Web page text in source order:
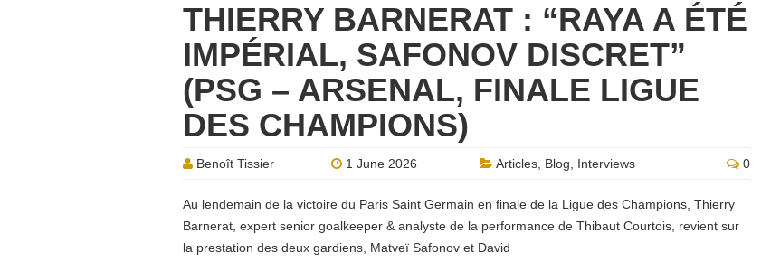
THIERRY BARNERAT : “RAYA A ÉTÉ
IMPÉRIAL, SAFONOV DISCRET”
(PSG – ARSENAL, FINALE LIGUE
DES CHAMPIONS)
Benoît Tissier 1 June 2026 Articles Blog Interviews 0
Au lendemain de la victoire du Paris Saint Germain en finale de la Ligue des Champions, Thierry
Barnerat, expert senior goalkeeper & analyste de la performance de Thibaut Courtois, revient sur
la prestation des deux gardiens, Matveï Safonov et David